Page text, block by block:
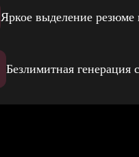
Яркое выделение резюме
Безлимитная генерация